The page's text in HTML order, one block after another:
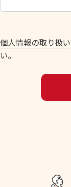
だ
い
。
個人情報の取り扱い
い。